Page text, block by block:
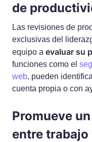
de
Las revisiones de
exclusivas del
equipo a evaluar su
funciones como el
web, pueden
cuenta propia o con
Promueve
entre trabajo